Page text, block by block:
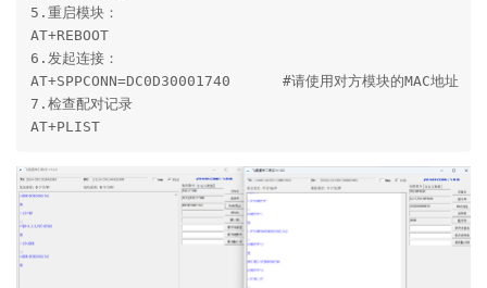
5.重启模块：
AT+REBOOT
6.发起连接：
AT+SPPCONN=DC0D30001740      #请使用对方模块的MAC地址
7.检查配对记录
AT+PLIST